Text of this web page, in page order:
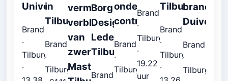
University
Brand
·
Tilburg
·
in
Tilburg
Brand
·
Tilburg
vermoedelijke
verblijfplaats
van
zwervers
Mastpad
Borg
Design
Ledeboerstraat
Tilburg
Brand
onder
controle
Brand
·
Tilburg
Brand
·
Tilburg
·
19.22
uur
Tilburg
Brand
·
Tilburg
·
Brand
·
Tilburg